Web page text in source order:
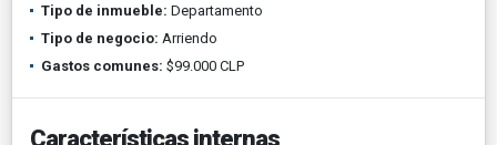
Tipo de inmueble: Departamento
Tipo de negocio: Arriendo
Gastos comunes: $99.000 CLP
Características internas